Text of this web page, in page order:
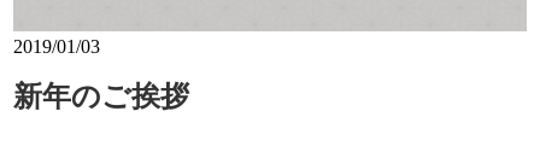
2019/01/03
新年のご挨拶